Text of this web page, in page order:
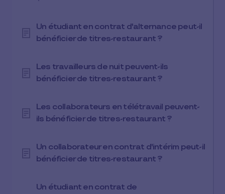
Un étudiant en contrat d'alternance peut-il
bénéficier de titres-restaurant ?
Les travailleurs de nuit peuvent-ils
bénéficier de titres-restaurant ?
Les collaborateurs en télétravail peuvent-
ils bénéficier de titres-restaurant ?
Un collaborateur en contrat d'intérim peut-il
bénéficier de titres-restaurant ?
Un étudiant en contrat de